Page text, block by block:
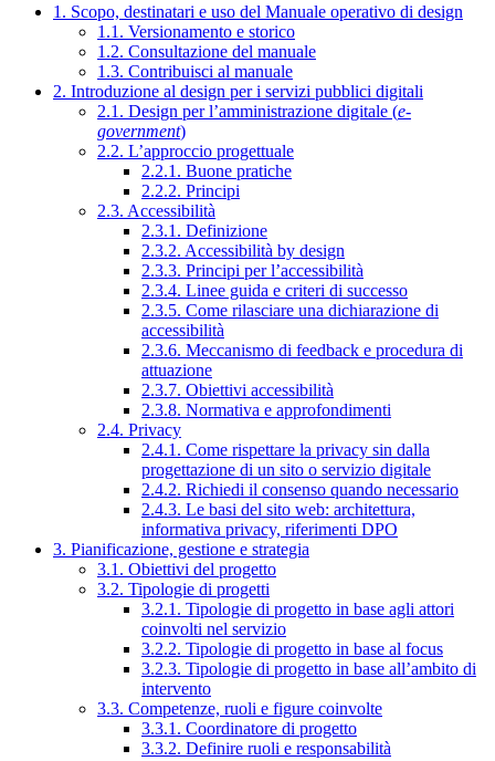
1. Scopo, destinatari e uso del Manuale operativo di design
1.1. Versionamento e storico
1.2. Consultazione del manuale
1.3. Contribuisci al manuale
2. Introduzione al design per i servizi pubblici digitali
2.1. Design per l’amministrazione digitale (e-
government)
2.2. L’approccio progettuale
2.2.1. Buone pratiche
2.2.2. Principi
2.3. Accessibilità
2.3.1. Definizione
2.3.2. Accessibilità by design
2.3.3. Principi per l’accessibilità
2.3.4. Linee guida e criteri di successo
2.3.5. Come rilasciare una dichiarazione di
accessibilità
2.3.6. Meccanismo di feedback e procedura di
attuazione
2.3.7. Obiettivi accessibilità
2.3.8. Normativa e approfondimenti
2.4. Privacy
2.4.1. Come rispettare la privacy sin dalla
progettazione di un sito o servizio digitale
2.4.2. Richiedi il consenso quando necessario
2.4.3. Le basi del sito web: architettura,
informativa privacy, riferimenti DPO
3. Pianificazione, gestione e strategia
3.1. Obiettivi del progetto
3.2. Tipologie di progetti
3.2.1. Tipologie di progetto in base agli attori
coinvolti nel servizio
3.2.2. Tipologie di progetto in base al focus
3.2.3. Tipologie di progetto in base all’ambito di
intervento
3.3. Competenze, ruoli e figure coinvolte
3.3.1. Coordinatore di progetto
3.3.2. Definire ruoli e responsabilità